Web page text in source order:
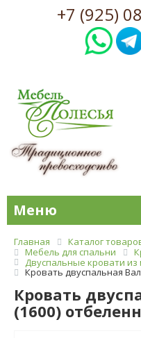
+7 (925)
Меню
Главная Каталог
Мебель для спальни
Двуспальные кровати из
Кровать двуспальная
Кровать
(1600)